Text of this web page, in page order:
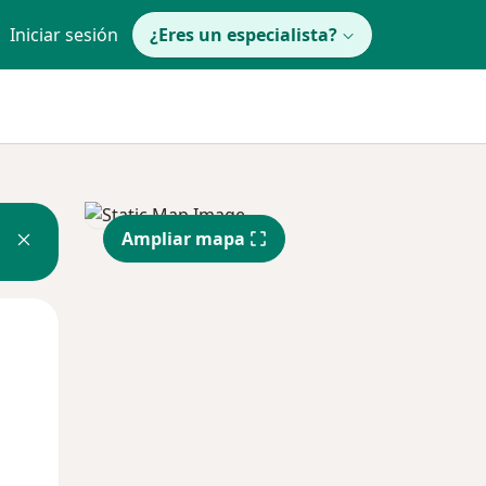
Iniciar sesión ¿Eres un especialista?
Ampliar mapa